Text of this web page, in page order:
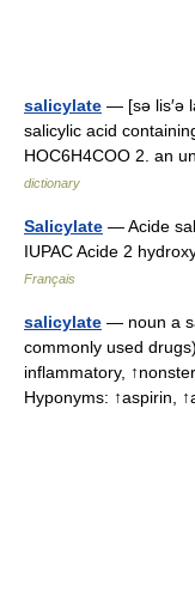
salicylate — [sə lis′ə
salicylic acid
HOC6H4COO 2. an
dictionary
Salicylate — Acide
IUPAC Acide 2
Français
salicylate — noun a
commonly used
inflammatory,
Hyponyms: ↑aspirin,